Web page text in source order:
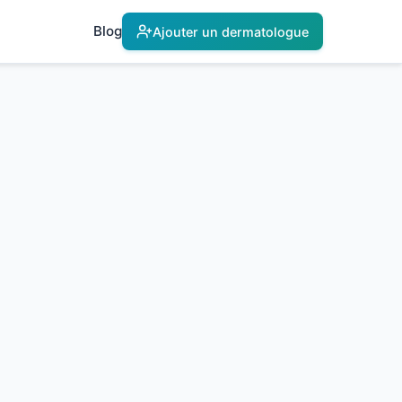
Blog Ajouter un dermatologue